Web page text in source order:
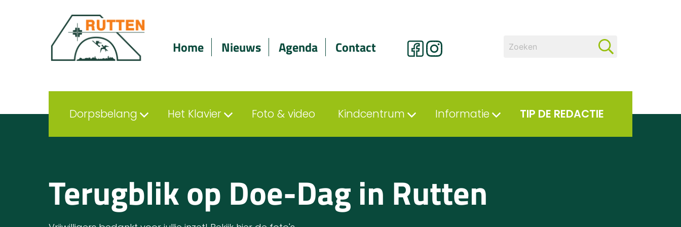
Home Nieuws Agenda Contact
Dorpsbelang Het Klavier Foto & video Kindcentrum Informatie TIP DE REDACTIE
Terugblik op Doe-Dag in Rutten